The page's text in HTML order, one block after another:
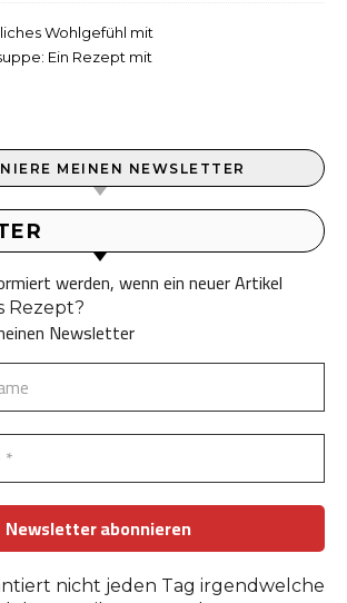
Wohlgefühl mit
Ein Rezept mit
MEINEN NEWSLETTER
werden, wenn ein neuer Artikel
Rezept?
Newsletter
nicht jeden Tag irgendwelche